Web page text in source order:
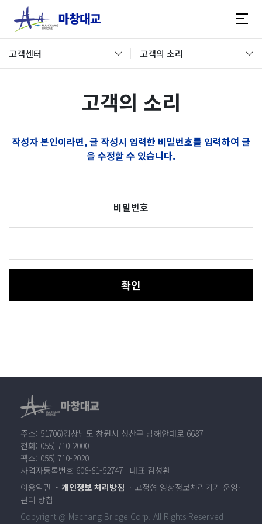
고객센터 고객의 소리
고객의 소리
작성자 본인이라면, 글 작성시 입력한 비밀번호를 입력하여 글
을 수정할 수 있습니다.
비밀번호
확인
주소: 51706)경상남도 창원시 성산구 남해안대로 6687
전화: 055) 710-2000
팩스: 055) 710-2020
사업자등록번호 608-81-52747 대표 김성환
이용약관
개인정보 처리방침
고정형 영상정보처리기기 운영·
관리 방침
Copyright @ Machang Bridge Corp. All Rights Reserved